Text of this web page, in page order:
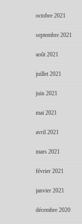
octobre 2021
septembre 2021
août 2021
juillet 2021
juin 2021
mai 2021
avril 2021
mars 2021
février 2021
janvier 2021
décembre 2020